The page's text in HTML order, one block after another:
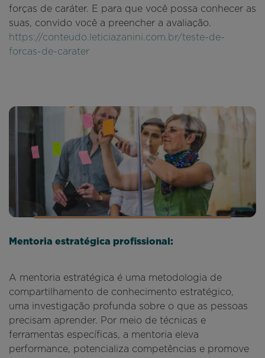
forças de caráter. E para que você possa conhecer as
suas, convido você a preencher a avaliação.
https://conteudo.leticiazanini.com.br/teste-de-
forcas-de-carater
Mentoria estratégica profissional:
A mentoria estratégica é uma metodologia de
compartilhamento de conhecimento estratégico,
uma investigação profunda sobre o que as pessoas
precisam aprender. Por meio de técnicas e
ferramentas específicas, a mentoria eleva
performance, potencializa competências e promove